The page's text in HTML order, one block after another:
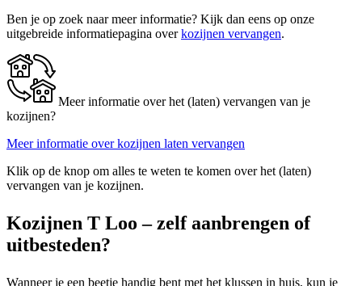
Ben je op zoek naar meer informatie? Kijk dan eens op onze
uitgebreide informatiepagina overkozijnen vervangen.
Meer informatie over het (laten) vervangen van je
kozijnen?
Meer informatie over kozijnen laten vervangen
Klik op de knop om alles te weten te komen over het (laten)
vervangen van je kozijnen.
Kozijnen T Loo – zelf aanbrengen of
uitbesteden?
Wanneer je een beetje handig bent met het klussen in huis, kun je